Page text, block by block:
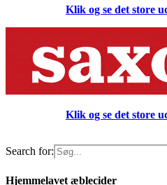
Klik og se det store
Klik og se det store
Search for:
Hjemmelavet æblecider